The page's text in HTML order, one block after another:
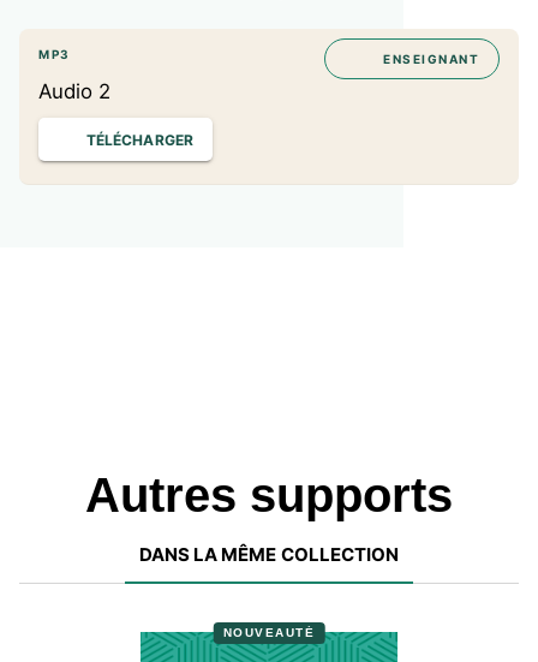
MP3
Audio 2
ENSEIGNANT
TÉLÉCHARGER
Autres supports
DANS LA MÊME COLLECTION
NOUVEAUTÉ